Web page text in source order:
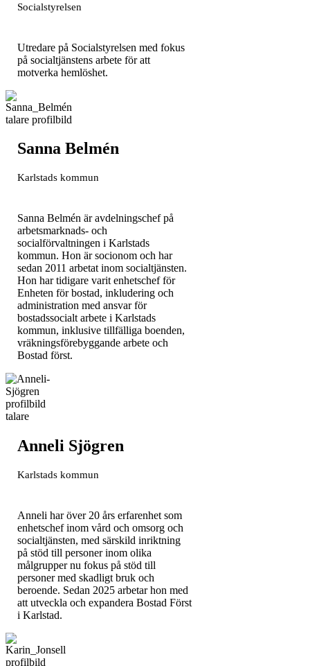
Socialstyrelsen
Utredare på Socialstyrelsen med fokus
på socialtjänstens arbete för att
motverka hemlöshet.
Sanna Belmén
Karlstads kommun
Sanna Belmén är avdelningschef på
arbetsmarknads- och
socialförvaltningen i Karlstads
kommun. Hon är socionom och har
sedan 2011 arbetat inom socialtjänsten.
Hon har tidigare varit enhetschef för
Enheten för bostad, inkludering och
administration med ansvar för
bostadssocialt arbete i Karlstads
kommun, inklusive tillfälliga boenden,
vräkningsförebyggande arbete och
Bostad först.
Anneli Sjögren
Karlstads kommun
Anneli har över 20 års erfarenhet som
enhetschef inom vård och omsorg och
socialtjänsten, med särskild inriktning
på stöd till personer inom olika
målgrupper nu fokus på stöd till
personer med skadligt bruk och
beroende. Sedan 2025 arbetar hon med
att utveckla och expandera Bostad Först
i Karlstad.